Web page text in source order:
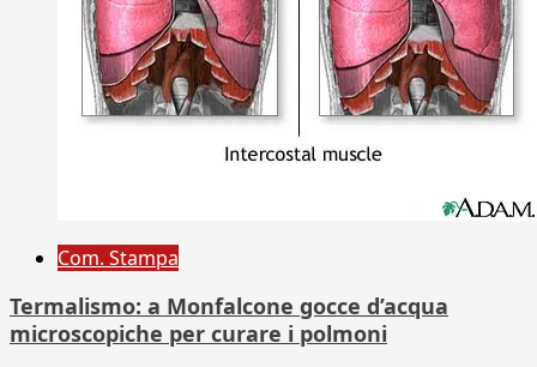
Com. Stampa
Termalismo: a Monfalcone gocce d’acqua
microscopiche per curare i polmoni